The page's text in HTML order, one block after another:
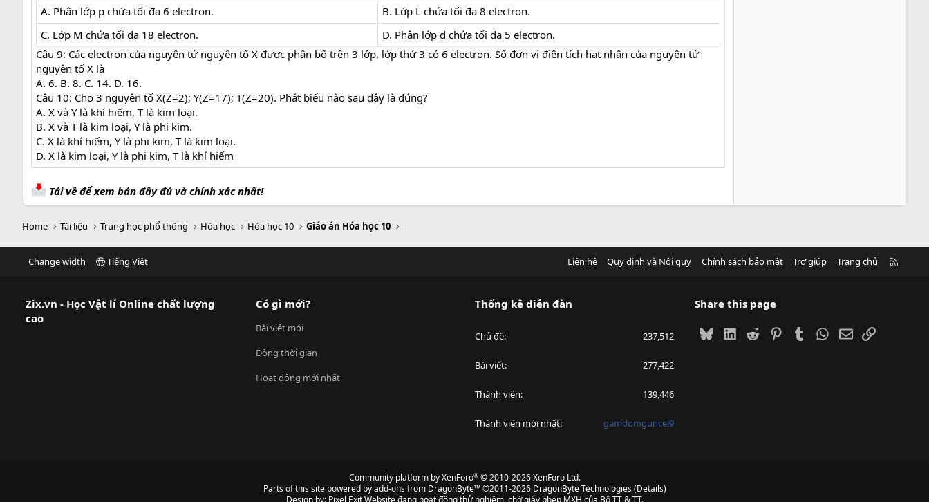
A. Phân lớp p chứa tối đa 6 electron.
B. Lớp L chứa tối đa 8 electron.
C. Lớp M chứa tối đa 18 electron.
D. Phân lớp d chứa tối đa 5 electron.
Câu 9: Các electron của nguyên tử nguyên tố X được phân bố trên 3 lớp, lớp thứ 3 có 6 electron. Số đơn vị điện tích hạt nhân của nguyên tử
nguyên tố X là
A. 6. B. 8. C. 14. D. 16.
Câu 10: Cho 3 nguyên tố X(Z=2); Y(Z=17); T(Z=20). Phát biểu nào sau đây là đúng?
A. X và Y là khí hiếm, T là kim loại.
B. X và T là kim loại, Y là phi kim.
C. X là khí hiếm, Y là phi kim, T là kim loại.
D. X là kim loại, Y là phi kim, T là khí hiếm
Tải về để xem bản đầy đủ và chính xác nhất!
Home Tài liệu Trung học phổ thông Hóa học Hóa học 10 Giáo án Hóa học 10
Change width Tiếng Việt Liên hệ Quy định và Nội quy Chính sách bảo mật Trợ giúp Trang chủ
Zix.vn - Học Vật lí Online chất lượng
cao
Có gì mới?
Bài viết mới
Dòng thời gian
Hoạt động mới nhất
Thống kê diễn đàn
Chủ đề 237,512
Bài viết 277,422
Thành viên 139,446
Thành viên mới nhất gamdomguncel9
Share this page
BlueskyLinkedIn
Reddit PinterestTumblrWhatsApp
EmailLink
Community platform by XenForo® © 2010-2026 XenForo Ltd.
Parts of this site powered byadd-ons from DragonByte™©2011-2026 DragonByte Technologies(Details)